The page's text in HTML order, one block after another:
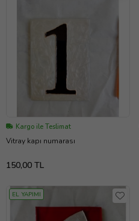
Kargo ile Teslimat
Vitray kapı numarası
150,00 TL
EL YAPIMI